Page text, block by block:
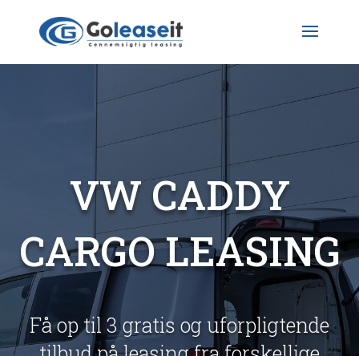
VW CADDY
CARGO LEASING
Få op til 3 gratis og uforpligtende